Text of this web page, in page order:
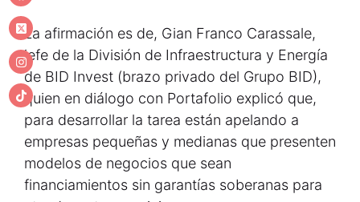
La afirmación es de, Gian Franco Carassale,
jefe de la División de Infraestructura y Energía
de BID Invest (brazo privado del Grupo BID),
quien en diálogo con Portafolio explicó que,
para desarrollar la tarea están apelando a
empresas pequeñas y medianas que presenten
modelos de negocios que sean
financiamientos sin garantías soberanas para